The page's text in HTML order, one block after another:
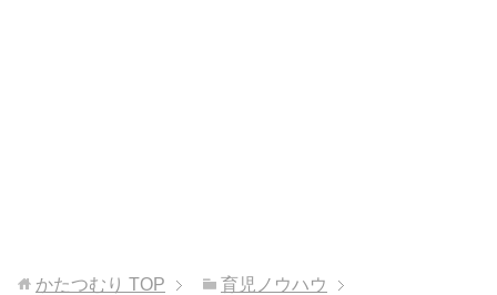
かたつむり TOP 育児ノウハウ